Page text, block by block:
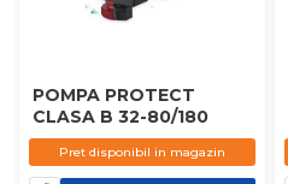
POMPA PROTECT
CLASA B 32-80/180
Pret disponibil in magazin